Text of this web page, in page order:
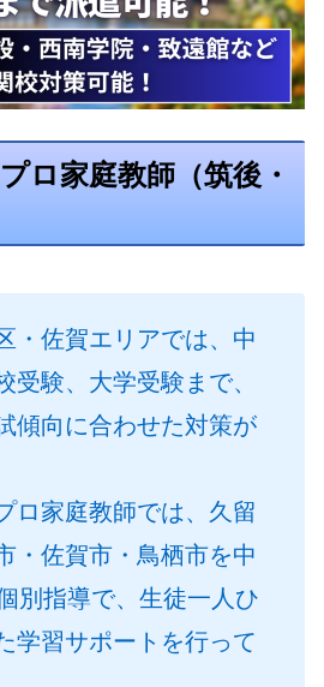
ロ家庭教師（筑後・
・佐賀エリアでは、中
受験、大学受験まで、
傾向に合わせた対策が
ロ家庭教師では、久留
・佐賀市・鳥栖市を中
別指導で、生徒一人ひ
学習サポートを行って